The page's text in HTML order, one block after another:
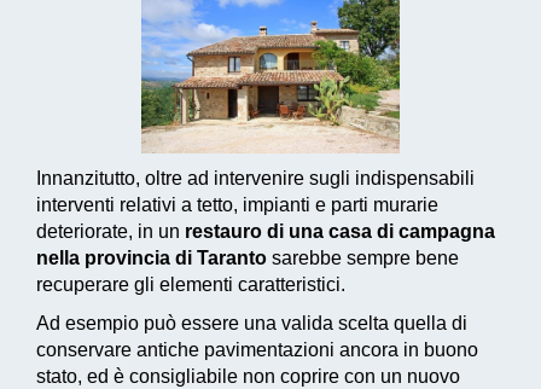
Innanzitutto, oltre ad intervenire sugli indispensabili
interventi relativi a tetto, impianti e parti murarie
deteriorate, in un restauro di una casa di campagna
nella provincia di Taranto sarebbe sempre bene
recuperare gli elementi caratteristici.
Ad esempio può essere una valida scelta quella di
conservare antiche pavimentazioni ancora in buono
stato, ed è consigliabile non coprire con un nuovo